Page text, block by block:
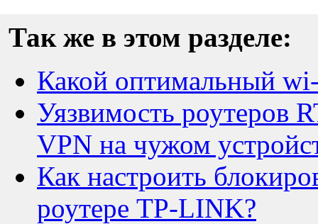
Так же в этом разделе:
Какой оптимальный
Уязвимость роутеров
VPN на чужом
Как настроить
роутере TP-LINK?